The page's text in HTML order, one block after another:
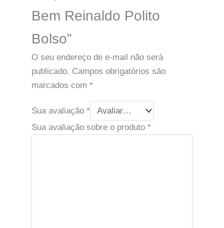
Bem Reinaldo Polito
Bolso”
O seu endereço de e-mail não será
publicado. Campos obrigatórios são
marcados com *
Sua avaliação *
Sua avaliação sobre o produto *